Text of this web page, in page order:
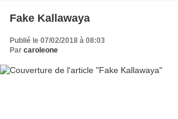
Fake Kallawaya
Publié le 07/02/2018 à 08:03
Par caroleone